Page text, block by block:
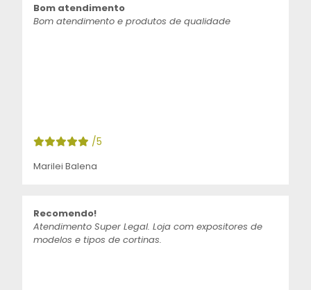
Bom atendimento
Bom atendimento e produtos de qualidade
/5
Marilei Balena
Recomendo!
Atendimento Super Legal. Loja com expositores de
modelos e tipos de cortinas.